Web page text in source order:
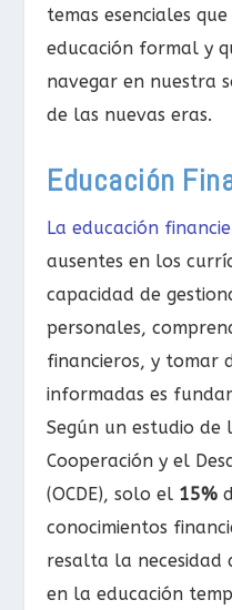
temas esenciales
educación formal y
navegar en nuestra
de las nuevas eras.
Educación
La educación
ausentes en los
capacidad de
personales,
financieros, y tomar
informadas es
Según un estudio
Cooperación y el
(OCDE), solo el 15%
conocimientos
resalta la necesidad
en la educación